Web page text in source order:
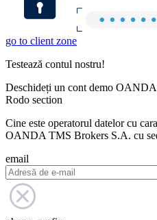
go to client zone
Testează contul nostru!
Deschideți un cont demo
Rodo section
Cine este operatorul datelor cu
OANDA TMS Brokers S.A. cu
email